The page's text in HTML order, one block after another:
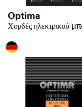
Optima